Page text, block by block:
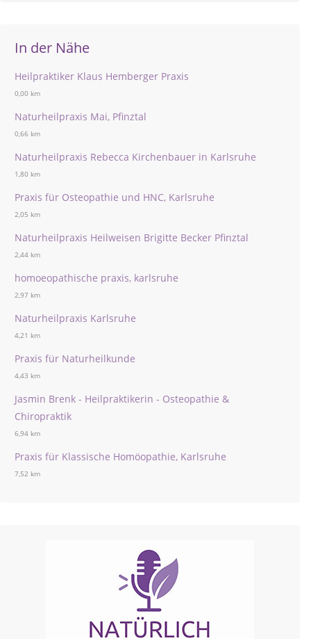
In der Nähe
Heilpraktiker Klaus Hemberger Praxis
0,00 km
Naturheilpraxis Mai, Pfinztal
0,66 km
Naturheilpraxis Rebecca Kirchenbauer in Karlsruhe
1,80 km
Praxis für Osteopathie und HNC, Karlsruhe
2,05 km
Naturheilpraxis Heilweisen Brigitte Becker Pfinztal
2,44 km
homoeopathische praxis, karlsruhe
2,97 km
Naturheilpraxis Karlsruhe
4,21 km
Praxis für Naturheilkunde
4,43 km
Jasmin Brenk - Heilpraktikerin - Osteopathie &
Chiropraktik
6,94 km
Praxis für Klassische Homöopathie, Karlsruhe
7,52 km